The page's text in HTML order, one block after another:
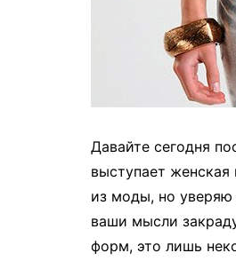
Давайте сегодня
выступает
из моды, но уверяю
ваши мысли
форм, это лишь